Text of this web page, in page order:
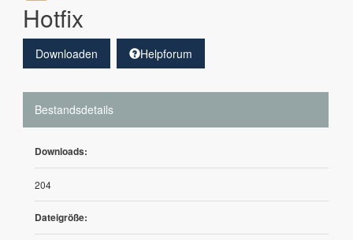
Hotfix
Downloaden Helpforum
Bestandsdetails
Downloads:
204
Dateigröße: